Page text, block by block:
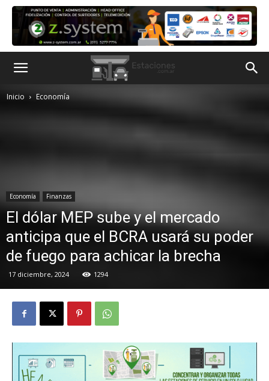
Inicio Economía
Economía Finanzas
El dólar MEP sube y el mercado
anticipa que el BCRA usará su poder
de fuego para achicar la brecha
17 diciembre, 2024 1294